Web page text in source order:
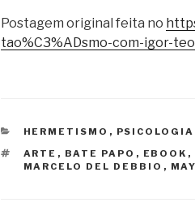
Postagem original feita no
tao%C3%ADsmo-com-igor-teo
CATEGORIAS
HERMETISMO , PSICOLOGIA
TAGS
ARTE , BATE PAPO , EBOOK ,
MARCELO DEL DEBBIO ,